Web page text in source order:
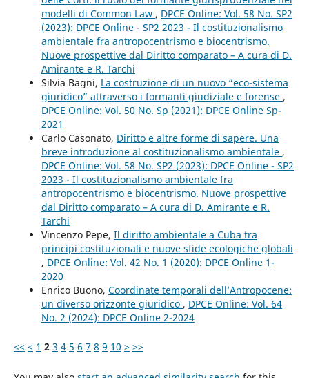
modelli di Common Law , DPCE Online: Vol. 58 No. SP2
(2023): DPCE Online - SP2 2023 - Il costituzionalismo
ambientale fra antropocentrismo e biocentrismo.
Nuove prospettive dal Diritto comparato – A cura di D.
Amirante e R. Tarchi
Silvia Bagni, La costruzione di un nuovo “eco-sistema
giuridico” attraverso i formanti giudiziale e forense ,
DPCE Online: Vol. 50 No. Sp (2021): DPCE Online Sp-
2021
Carlo Casonato, Diritto e altre forme di sapere. Una
breve introduzione al costituzionalismo ambientale ,
DPCE Online: Vol. 58 No. SP2 (2023): DPCE Online - SP2
2023 - Il costituzionalismo ambientale fra
antropocentrismo e biocentrismo. Nuove prospettive
dal Diritto comparato – A cura di D. Amirante e R.
Tarchi
Vincenzo Pepe, Il diritto ambientale a Cuba tra
principi costituzionali e nuove sfide ecologiche globali
, DPCE Online: Vol. 42 No. 1 (2020): DPCE Online 1-
2020
Enrico Buono, Coordinate temporali dell’Antropocene:
un diverso orizzonte giuridico , DPCE Online: Vol. 64
No. 2 (2024): DPCE Online 2-2024
<< < 1 2 3 4 5 6 7 8 9 10 > >>